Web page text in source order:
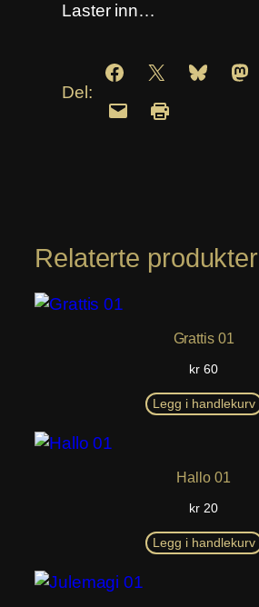
Laster inn…
Del:
Relaterte produkter
Grattis 01
kr 60
Legg i handlekurv
Hallo 01
kr 20
Legg i handlekurv